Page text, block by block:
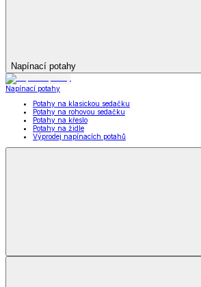
Napínací potahy
Napínací potahy
Potahy na klasickou sedačku
Potahy na rohovou sedačku
Potahy na křeslo
Potahy na židle
Výprodej napínacích potahů